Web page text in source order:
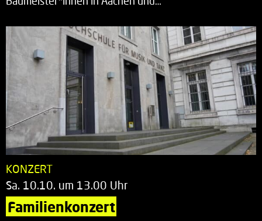
KONZERT
Sa. 10.10. um 13.00 Uhr
Familienkonzert